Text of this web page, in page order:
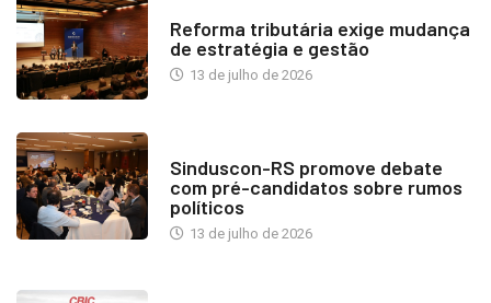
Reforma tributária exige mudança
de estratégia e gestão
13 de julho de 2026
Sinduscon-RS promove debate
com pré-candidatos sobre rumos
políticos
13 de julho de 2026